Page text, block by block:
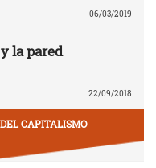
06/03/2019
la pared
22/09/2018
CAPITALISMO